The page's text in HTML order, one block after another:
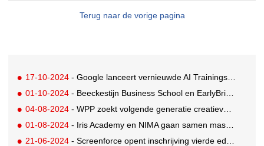
Terug naar de vorige pagina
17-10-2024 - Google lanceert vernieuwde AI Trainingshub
01-10-2024 - Beeckestijn Business School en EarlyBridge bundelen krachten in aanloop naar fusie
04-08-2024 - WPP zoekt volgende generatie creatieve technologen voor stageprogramma 2025
01-08-2024 - Iris Academy en NIMA gaan samen mastercourses aanbieden
21-06-2024 - Screenforce opent inschrijving vierde editie TV Masters